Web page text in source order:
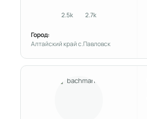
2.5kсообщения
2.7kРепутация
Город:
Алтайский край с.Павловск